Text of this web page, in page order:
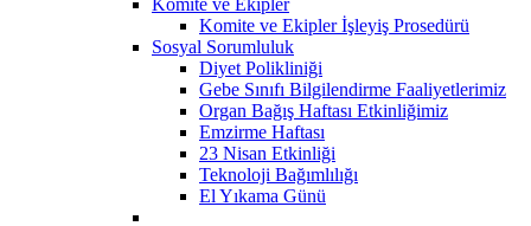
Komite ve Ekipler İşleyiş Prosedürü
Sosyal Sorumluluk
Diyet Polikliniği
Gebe Sınıfı Bilgilendirme Faaliyetlerimiz
Organ Bağış Haftası Etkinliğimiz
Emzirme Haftası
23 Nisan Etkinliği
Teknoloji Bağımlılığı
El Yıkama Günü